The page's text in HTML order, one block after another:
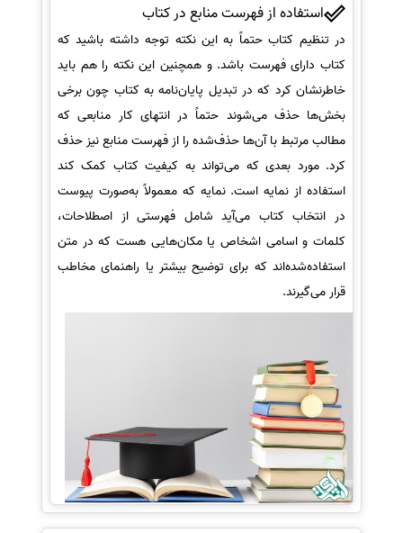
استفاده از فهرست منابع در کتاب
در تنظیم کتاب حتماً به این نکته توجه داشته باشید که
کتاب دارای فهرست باشد. و همچنین این نکته را هم باید
خاطرنشان کرد که در تبدیل پایان‌نامه به کتاب چون برخی
بخش‌ها حذف می‌شوند حتماً در انتهای کار منابعی که
مطالب مرتبط با آن‌ها حذف‌شده را از فهرست منابع نیز حذف
کرد. مورد بعدی که می‌تواند به کیفیت کتاب کمک کند
استفاده از نمایه است. نمایه که معمولاً به‌صورت پیوست
در انتخاب کتاب می‌آید شامل فهرستی از اصطلاحات،
کلمات و اسامی اشخاص یا مکان‌هایی هست که در متن
استفاده‌شده‌اند که برای توضیح بیشتر یا راهنمای مخاطب
قرار می‌گیرند.